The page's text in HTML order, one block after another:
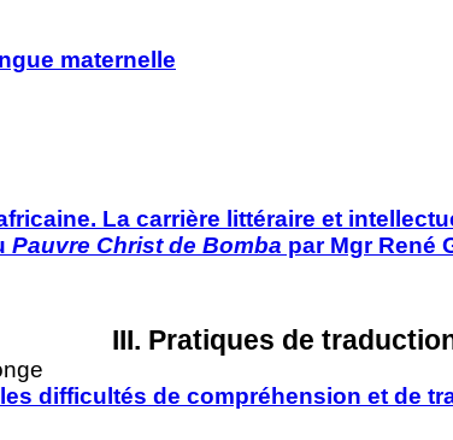
maternelle
La carrière littéraire et
Pauvre Christ de Bomba par Mgr René
III. Pratiques de
difficultés de compréhension et de